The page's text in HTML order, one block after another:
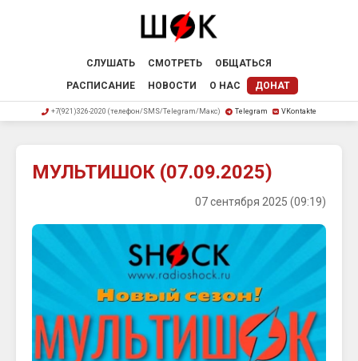
СЛУШАТЬ СМОТРЕТЬ
ОБЩАТЬСЯ
РАСПИСАНИЕ
НОВОСТИ О НАС ДОНАТ
+7(921)326-2020 (телефон/SMS/Telegram/Макс) Telegram VKontakte
МУЛЬТИШОК (07.09.2025)
07 сентября 2025 (09:19)